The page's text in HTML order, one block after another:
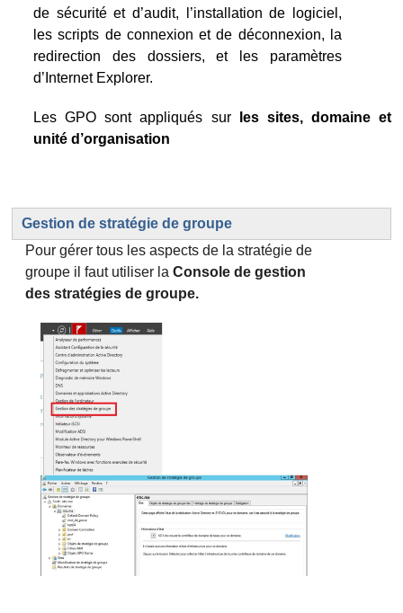
de sécurité et d’audit, l’installation de logiciel,
les scripts de connexion et de déconnexion, la
redirection des dossiers, et les paramètres
d’Internet Explorer.
Les GPO sont appliqués sur
les sites, domaine et
unité d’organisation
Gestion de stratégie de groupe
Pour gérer tous les aspects de la stratégie de
groupe il faut utiliser la Console de gestion
des stratégies de groupe.